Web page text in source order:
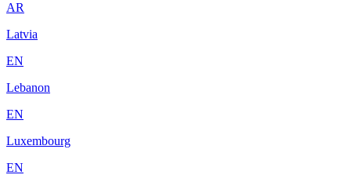
AR
Latvia
EN
Lebanon
EN
Luxembourg
EN